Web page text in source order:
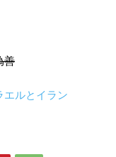
善
エルとイラン